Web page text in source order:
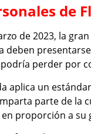
de
de 2023, la
deben
podría perder por
aplica un
parte de la
proporción a